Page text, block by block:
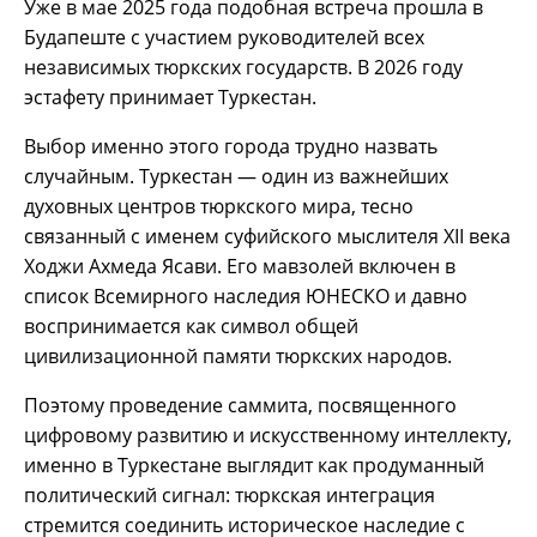
Уже в мае 2025 года подобная встреча прошла в
Будапеште с участием руководителей всех
независимых тюркских государств. В 2026 году
эстафету принимает Туркестан.
Выбор именно этого города трудно назвать
случайным. Туркестан — один из важнейших
духовных центров тюркского мира, тесно
связанный с именем суфийского мыслителя XII века
Ходжи Ахмеда Ясави. Его мавзолей включен в
список Всемирного наследия ЮНЕСКО и давно
воспринимается как символ общей
цивилизационной памяти тюркских народов.
Поэтому проведение саммита, посвященного
цифровому развитию и искусственному интеллекту,
именно в Туркестане выглядит как продуманный
политический сигнал: тюркская интеграция
стремится соединить историческое наследие с